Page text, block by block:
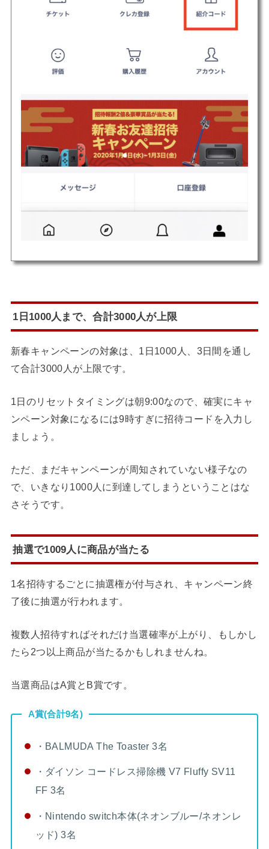
1日1000人まで、合計3000人が上限
新春キャンペーンの対象は、1日1000人、3日間を通し
て合計3000人が上限です。
1日のリセットタイミングは朝9:00なので、確実にキャ
ンペーン対象になるには9時すぎに招待コードを入力し
ましょう。
ただ、まだキャンペーンが周知されていない様子なの
で、いきなり1000人に到達してしまうということはな
さそうです。
抽選で1009人に商品が当たる
1名招待するごとに抽選権が付与され、キャンペーン終
了後に抽選が行われます。
複数人招待すればそれだけ当選確率が上がり、もしかし
たら2つ以上商品が当たるかもしれませんね。
当選商品はA賞とB賞です。
A賞(合計9名)
・BALMUDA The Toaster 3名
・ダイソン コードレス掃除機 V7 Fluffy SV11
FF 3名
・Nintendo switch本体(ネオンブルー/ネオンレ
ッド) 3名